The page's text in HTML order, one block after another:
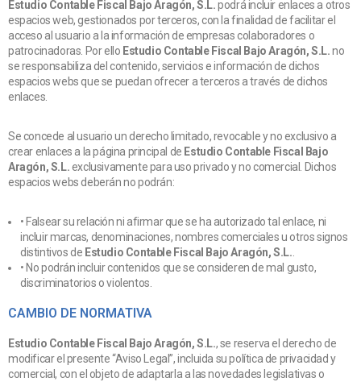
Estudio Contable Fiscal Bajo Aragón, S.L.podrá incluir enlaces a otros
espacios web, gestionados por terceros, con la finalidad de facilitar el
acceso al usuario a la información de empresas colaboradores o
patrocinadoras. Por ello Estudio Contable Fiscal Bajo Aragón, S.L.no
se responsabiliza del contenido, servicios e información de dichos
espacios webs que se puedan ofrecer a terceros a través de dichos
enlaces.
Se concede al usuario un derecho limitado, revocable y no exclusivo a
crear enlaces a la página principal de Estudio Contable Fiscal Bajo
Aragón, S.L.exclusivamente para uso privado y no comercial. Dichos
espacios webs deberán no podrán:
• Falsear su relación ni afirmar que se ha autorizado tal enlace, ni
incluir marcas, denominaciones, nombres comerciales u otros signos
distintivos de Estudio Contable Fiscal Bajo Aragón, S.L..
• No podrán incluir contenidos que se consideren de mal gusto,
discriminatorios o violentos.
CAMBIO DE NORMATIVA
Estudio Contable Fiscal Bajo Aragón, S.L., se reserva el derecho de
modificar el presente “Aviso Legal”, incluida su política de privacidad y
comercial, con el objeto de adaptarla a las novedades legislativas o